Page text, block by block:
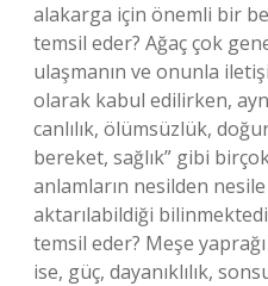
alakarga için önemli bir
temsil eder? Ağaç çok
ulaşmanın ve onunla
olarak kabul edilirken,
canlılık, ölümsüzlük,
bereket, sağlık” gibi
anlamların nesilden
aktarılabildiği
temsil eder? Meşe
ise, güç, dayanıklılık,